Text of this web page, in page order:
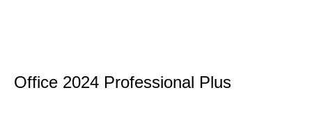
Office 2024 Professional Plus